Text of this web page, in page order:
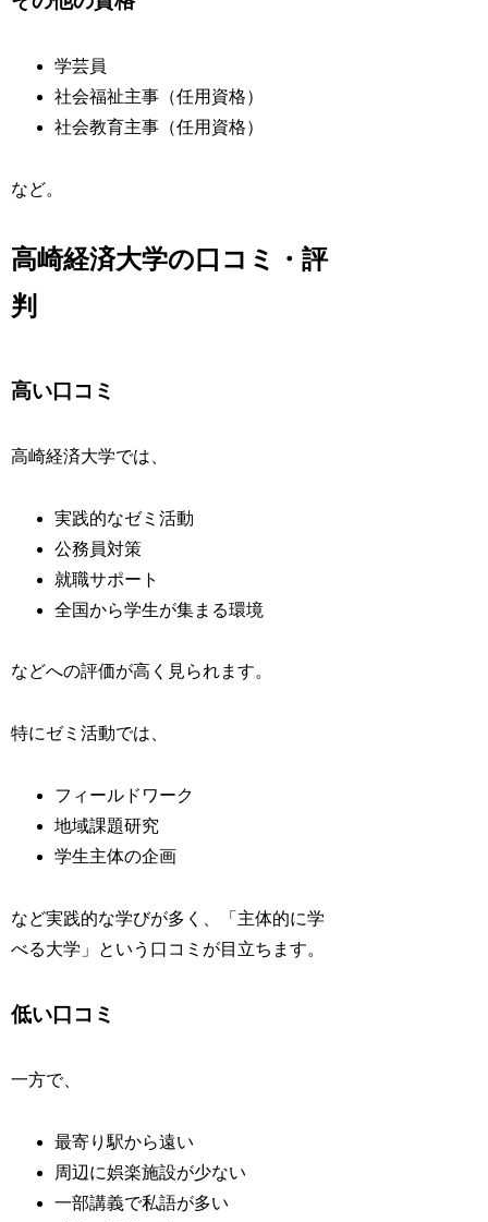
学芸員
社会福祉主事（任用資格）
社会教育主事（任用資格）
など。
高崎経済大学の口コミ・評
判
高い口コミ
高崎経済大学では、
実践的なゼミ活動
公務員対策
就職サポート
全国から学生が集まる環境
などへの評価が高く見られます。
特にゼミ活動では、
フィールドワーク
地域課題研究
学生主体の企画
など実践的な学びが多く、「主体的に学
べる大学」という口コミが目立ちます。
低い口コミ
一方で、
最寄り駅から遠い
周辺に娯楽施設が少ない
一部講義で私語が多い